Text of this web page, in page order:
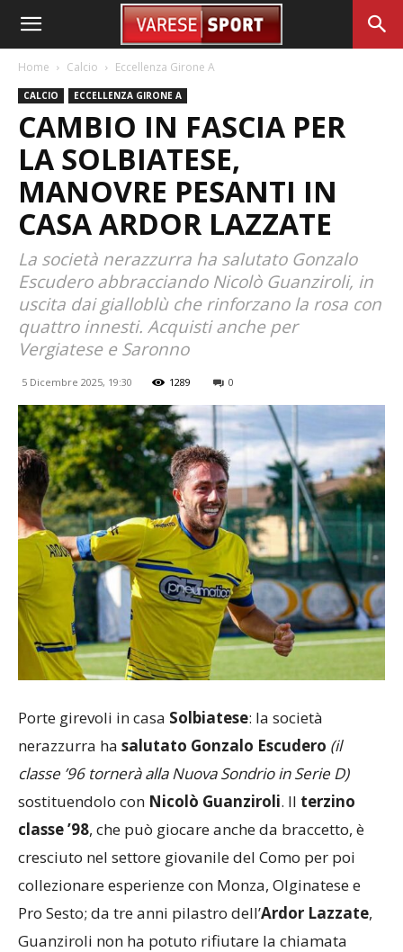
Home Calcio Eccellenza Girone A
CALCIO ECCELLENZA GIRONE A
CAMBIO IN FASCIA PER
LA SOLBIATESE,
MANOVRE PESANTI IN
CASA ARDOR LAZZATE
La società nerazzurra ha salutato Gonzalo
Escudero abbracciando Nicolò Guanziroli, in
uscita dai gialloblù che rinforzano la rosa con
quattro innesti. Acquisti anche per
Vergiatese e Saronno
5 Dicembre 2025, 19:30 1289 0
Porte girevoli in casa Solbiatese: la società
nerazzurra ha salutato Gonzalo Escudero (il
classe ’96 tornerà alla Nuova Sondrio in Serie D)
sostituendolo con Nicolò Guanziroli. Il terzino
classe ’98, che può giocare anche da braccetto, è
cresciuto nel settore giovanile del Como per poi
collezionare esperienze con Monza, Olginatese e
Pro Sesto; da tre anni pilastro dell’Ardor Lazzate,
Guanziroli non ha potuto rifiutare la chiamata